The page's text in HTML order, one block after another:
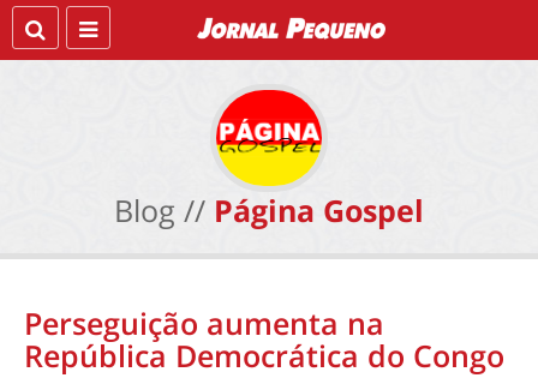
Blog // Página Gospel
Perseguição aumenta na
República Democrática do Congo